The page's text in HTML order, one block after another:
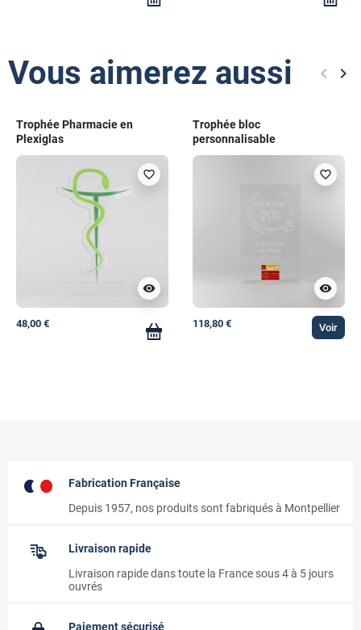
Vous aimerez aussi keyboard_arrow_left keyboard_arrow_right
Trophée Pharmacie en
Plexiglas
visibility
favorite_border
48,00 €
Trophée bloc
personnalisable
visibility
favorite_border
118,80 € Voir
Fabrication Française
Depuis 1957, nos produits sont fabriqués à Montpellier
Livraison rapide
Livraison rapide dans toute la France sous 4 à 5 jours
ouvrés
Paiement sécurisé